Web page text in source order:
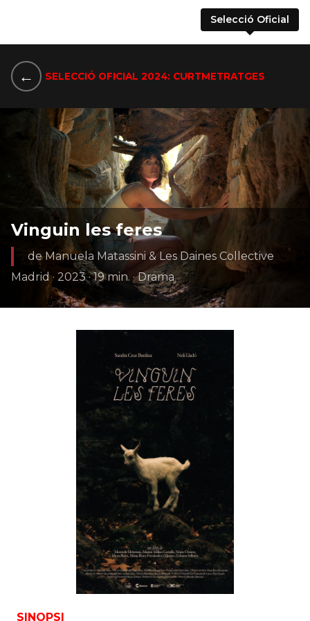
Selecció Oficial
← SELECCIÓ OFICIAL 2024: CURTMETRATGES
Vinguin les feres
de Manuela Matassini & Les Daines Collective
Madrid · 2023 · 19 min. · Drama
SINOPSI